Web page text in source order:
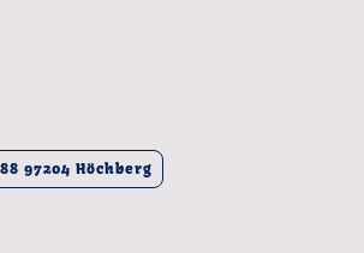
97204 Höchberg